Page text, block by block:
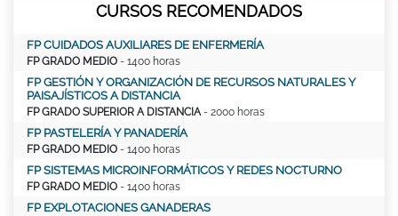
CURSOS RECOMENDADOS
FP CUIDADOS AUXILIARES DE ENFERMERÍA
FP GRADO MEDIO - 1400 horas
FP GESTIÓN Y ORGANIZACIÓN DE RECURSOS NATURALES Y
PAISAJÍSTICOS A DISTANCIA
FP GRADO SUPERIOR A DISTANCIA - 2000 horas
FP PASTELERÍA Y PANADERÍA
FP GRADO MEDIO - 1400 horas
FP SISTEMAS MICROINFORMÁTICOS Y REDES NOCTURNO
FP GRADO MEDIO - 1400 horas
FP EXPLOTACIONES GANADERAS